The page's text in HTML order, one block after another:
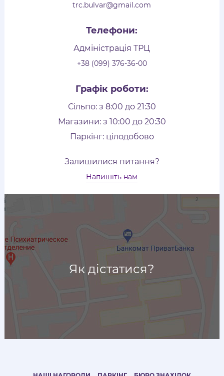
trc.bulvar@gmail.com
Телефони:
Адміністрація ТРЦ
+38 (099) 376-36-00
Графік роботи:
Сільпо: з 8:00 до 21:30
Магазини: з 10:00 до 20:30
Паркінг: цілодобово
Залишилися питання?
Напишіть нам
Як дістатися?